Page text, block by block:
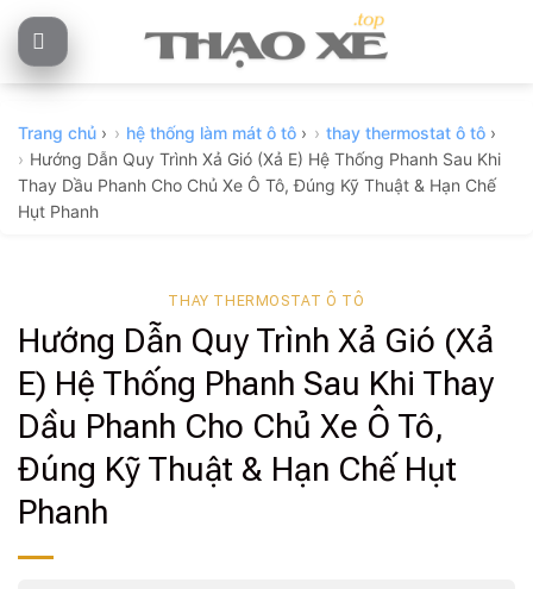
Skip
to
Trang chủ › hệ thống làm mát ô tô › thay thermostat ô tô ›
Hướng Dẫn Quy Trình Xả Gió (Xả E) Hệ Thống Phanh Sau Khi
Thay Dầu Phanh Cho Chủ Xe Ô Tô, Đúng Kỹ Thuật & Hạn Chế
Hụt Phanh
THAY THERMOSTAT Ô TÔ
Hướng Dẫn Quy Trình Xả Gió (Xả
E) Hệ Thống Phanh Sau Khi Thay
Dầu Phanh Cho Chủ Xe Ô Tô,
Đúng Kỹ Thuật & Hạn Chế Hụt
Phanh